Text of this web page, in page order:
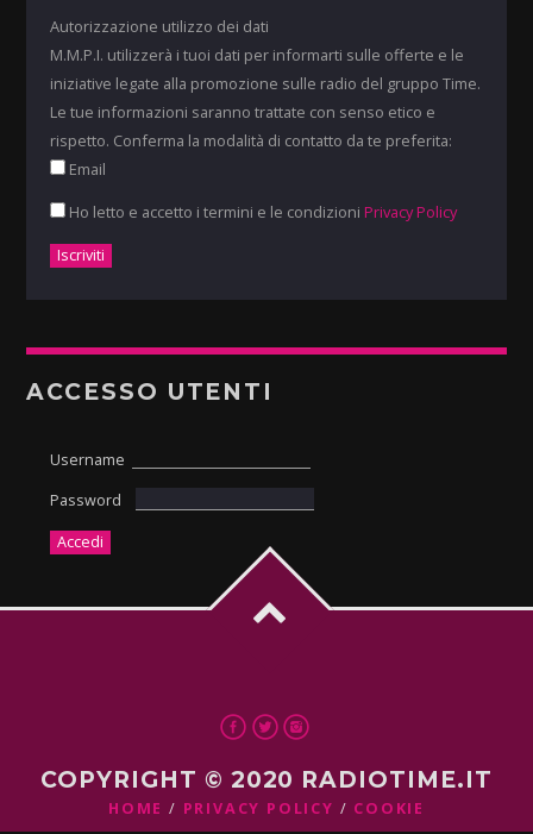
Autorizzazione utilizzo dei dati
M.M.P.I. utilizzerà i tuoi dati per informarti sulle offerte e le
iniziative legate alla promozione sulle radio del gruppo Time.
Le tue informazioni saranno trattate con senso etico e
rispetto. Conferma la modalità di contatto da te preferita:
Email
Ho letto e accetto i termini e le condizioni Privacy Policy
ACCESSO UTENTI
Username
Password
COPYRIGHT © 2020 RADIOTIME.IT
HOME PRIVACY POLICY COOKIE